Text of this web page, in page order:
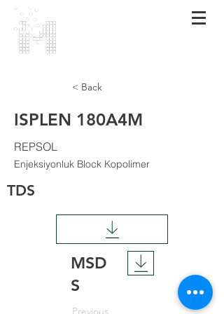
< Back
ISPLEN 180A4M
REPSOL
Enjeksiyonluk Block Kopolimer
TDS
MSD
S
Previous